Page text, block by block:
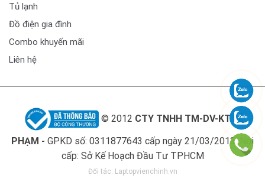
Tủ lạnh
Đồ điện gia đình
Combo khuyến mãi
Liên hệ
© 2012 CTY TNHH TM-DV-KT LÊ
PHẠM - GPKD số: 0311877643 cấp ngày 21/03/2013. Nơi
cấp: Sở Kế Hoạch Đầu Tư TPHCM
Đối tác: Laptopvienchinh.vn